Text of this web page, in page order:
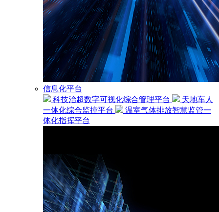
信息化平台
科技治超数字可视化综合管理平台
天地车人
一体化综合监控平台
温室气体排放智慧监管一
体化指挥平台